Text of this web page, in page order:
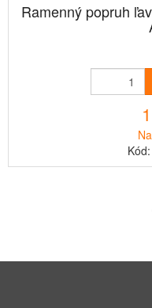
Ramenný popruh